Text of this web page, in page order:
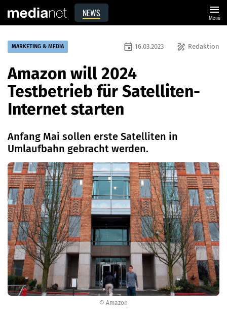
NEWS menu
Menü
© Amazon
MARKETING & MEDIA draw Redaktion
event 16.03.2023
Amazon will 2024
Testbetrieb für Satelliten-
Internet starten
Anfang Mai sollen erste Satelliten in
Umlaufbahn gebracht werden.